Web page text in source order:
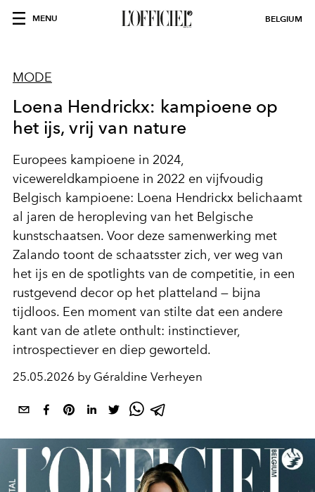
MENU BELGIUM
MODE
Loena Hendrickx: kampioene op
het ijs, vrij van nature
Europees kampioene in 2024,
vicewereldkampioene in 2022 en vijfvoudig
Belgisch kampioene: Loena Hendrickx belichaamt
al jaren de heropleving van het Belgische
kunstschaatsen. Voor deze samenwerking met
Zalando toont de schaatsster zich, ver weg van
het ijs en de spotlights van de competitie, in een
rustgevend decor op het platteland — bijna
tijdloos. Een moment van stilte dat een andere
kant van de atlete onthult: instinctiever,
introspectiever en diep geworteld.
25.05.2026 by Géraldine Verheyen